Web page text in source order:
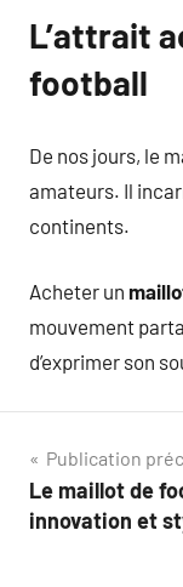
L’attrait
football
De nos jours, le
amateurs. Il
continents.
Acheter un
mouvement
d’exprimer son
de
Publication
Le maillot de
innovation et